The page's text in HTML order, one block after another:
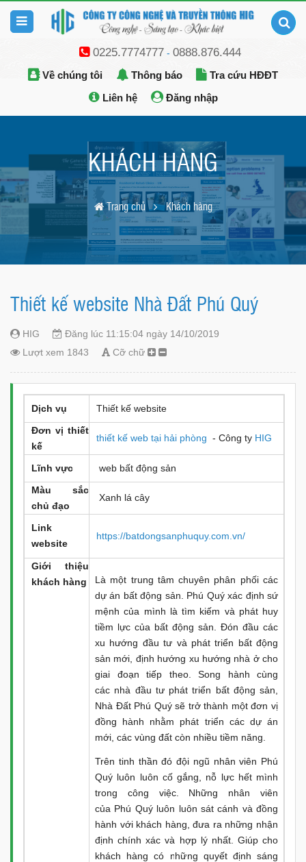
0225.7774777- 0888.876.444
Về chúng tôi Thông báo
Tra cứu HĐĐT
Liên hệ
Đăng nhập
KHÁCH HÀNG
Trang chủ Khách hàng
Thiết kế website Nhà Đất Phú Quý
HIG
Đăng lúc 11:15:04 ngày 14/10/2019
Lượt xem 1843
Cỡ chữ
Dịch vụ
Thiết kế website
Đơn vị thiết
kế
thiết kế web tại hải phòng - Công ty HIG
Lĩnh vực
web bất động sản
Màu sắc
chủ đạo
Xanh lá cây
Link
website
https://batdongsanphuquy.com.vn/
Giới thiệu
khách hàng
Là một trung tâm chuyên phân phối các
dự án bất động sản. Phú Quý xác định sứ
mệnh của mình là tìm kiếm và phát huy
tiềm lực của bất động sản. Đón đầu các
xu hướng đầu tư và phát triển bất động
sản mới, định hướng xu hướng nhà ở cho
giai đoạn tiếp theo. Song hành cùng
các nhà đầu tư phát triển bất động sản,
Nhà Đất Phú Quý sẽ trở thành một đơn vị
đồng hành nhằm phát triển các dự án
mới, các vùng đất còn nhiều tiềm năng.
Trên tinh thần đó đội ngũ nhân viên Phú
Quý luôn luôn cố gắng, nỗ lực hết mình
trong công việc. Những nhân viên
của Phú Quý luôn luôn sát cánh và đồng
hành với khách hàng, đưa ra những nhận
định chính xác và hợp lý nhất. Giúp cho
khách hàng có những quyết định sáng